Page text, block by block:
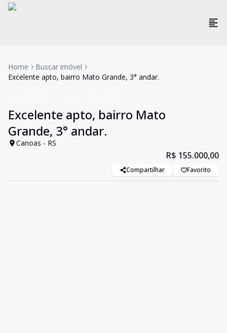
Home
Buscar imóvel
Excelente apto, bairro Mato Grande, 3° andar.
Excelente apto, bairro Mato
Grande, 3° andar.
Canoas - RS
R$ 155.000,00
Compartilhar Favorito